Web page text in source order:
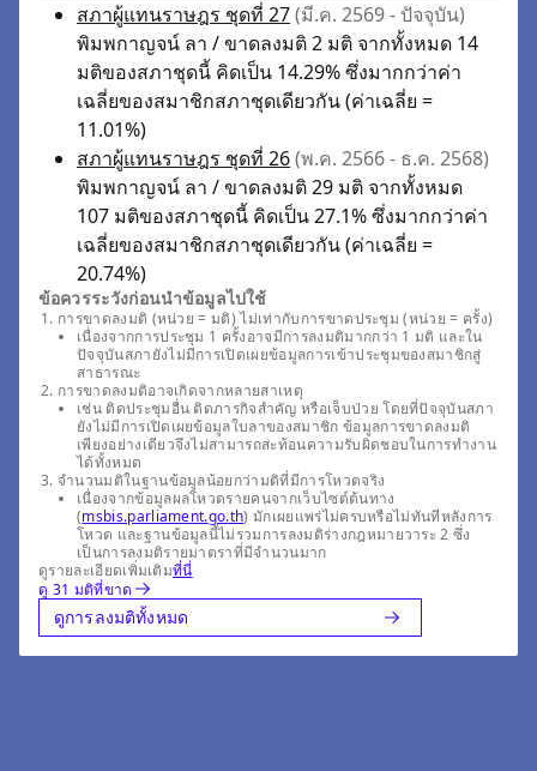
สภาผู้แทนราษฎร ชุดที่ 27(มี.ค. 2569 - ปัจจุบัน)
พิมพกาญจน์ ลา / ขาดลงมติ 2 มติ จากทั้งหมด 14
มติของสภาชุดนี้ คิดเป็น 14.29% ซึ่งมากกว่าค่า
เฉลี่ยของสมาชิกสภาชุดเดียวกัน (ค่าเฉลี่ย =
11.01%)
สภาผู้แทนราษฎร ชุดที่ 26(พ.ค. 2566 - ธ.ค. 2568)
พิมพกาญจน์ ลา / ขาดลงมติ 29 มติ จากทั้งหมด
107 มติของสภาชุดนี้ คิดเป็น 27.1% ซึ่งมากกว่าค่า
เฉลี่ยของสมาชิกสภาชุดเดียวกัน (ค่าเฉลี่ย =
20.74%)
ข้อควรระวังก่อนนำข้อมูลไปใช้
การขาดลงมติ (หน่วย = มติ) ไม่เท่ากับการขาดประชุม (หน่วย = ครั้ง)
เนื่องจากการประชุม 1 ครั้งอาจมีการลงมติมากกว่า 1 มติ และใน
ปัจจุบันสภายังไม่มีการเปิดเผยข้อมูลการเข้าประชุมของสมาชิกสู่
สาธารณะ
การขาดลงมติอาจเกิดจากหลายสาเหตุ
เช่น ติดประชุมอื่น ติดภารกิจสำคัญ หรือเจ็บป่วย โดยที่ปัจจุบันสภา
ยังไม่มีการเปิดเผยข้อมูลใบลาของสมาชิก ข้อมูลการขาดลงมติ
เพียงอย่างเดียวจึงไม่สามารถสะท้อนความรับผิดชอบในการทำงาน
ได้ทั้งหมด
จำนวนมติในฐานข้อมูลน้อยกว่ามติที่มีการโหวตจริง
เนื่องจากข้อมูลผลโหวตรายคนจากเว็บไซต์ต้นทาง
(msbis.parliament.go.th) มักเผยแพร่ไม่ครบหรือไม่ทันทีหลังการ
โหวต และฐานข้อมูลนี้ไม่รวมการลงมติร่างกฎหมายวาระ 2 ซึ่ง
เป็นการลงมติรายมาตราที่มีจำนวนมาก
ดูรายละเอียดเพิ่มเติมที่นี่
ดู 31 มติที่ขาด
ดูการลงมติทั้งหมด